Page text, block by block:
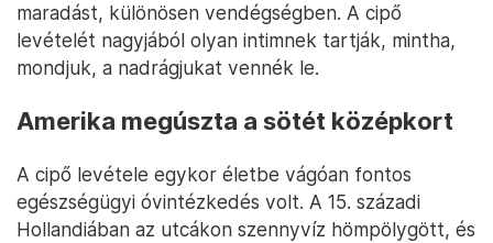
maradást, különösen vendégségben. A cipő
levételét nagyjából olyan intimnek tartják, mintha,
mondjuk, a nadrágjukat vennék le.
Amerika megúszta a sötét középkort
A cipő levétele egykor életbe vágóan fontos
egészségügyi óvintézkedés volt. A 15. századi
Hollandiában az utcákon szennyvíz hömpölygött, és